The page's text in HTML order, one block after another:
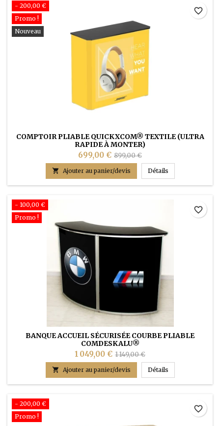
- 200,00 €
Promo !
Nouveau
COMPTOIR PLIABLE QUICKXCOM® TEXTILE (ULTRA
RAPIDE À MONTER)
699,00 € 899,00 €
 Ajouter au panier/devis DétailsCOMPTOIR
favorite_border
- 100,00 €
Promo !
BANQUE ACCUEIL SÉCURISÉE COURBE PLIABLE
COMDESKALU®
1 049,00 € 1 149,00 €
 Ajouter au panier/devis DétailsBanque Accueil
favorite_border
- 200,00 €
Promo !
favorite_border